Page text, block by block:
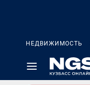
НЕДВИЖИМОСТЬ